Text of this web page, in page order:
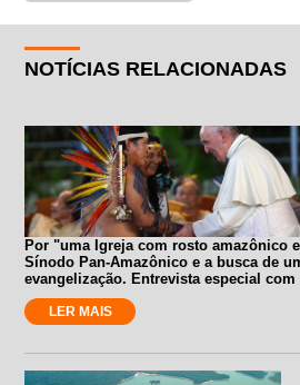
NOTÍCIAS RELACIONADAS
Por "uma Igreja com rosto amazônico
Sínodo Pan-Amazônico e a busca de
evangelização. Entrevista especial
LER MAIS